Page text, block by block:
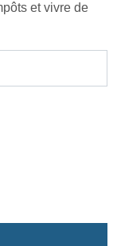
et vivre de